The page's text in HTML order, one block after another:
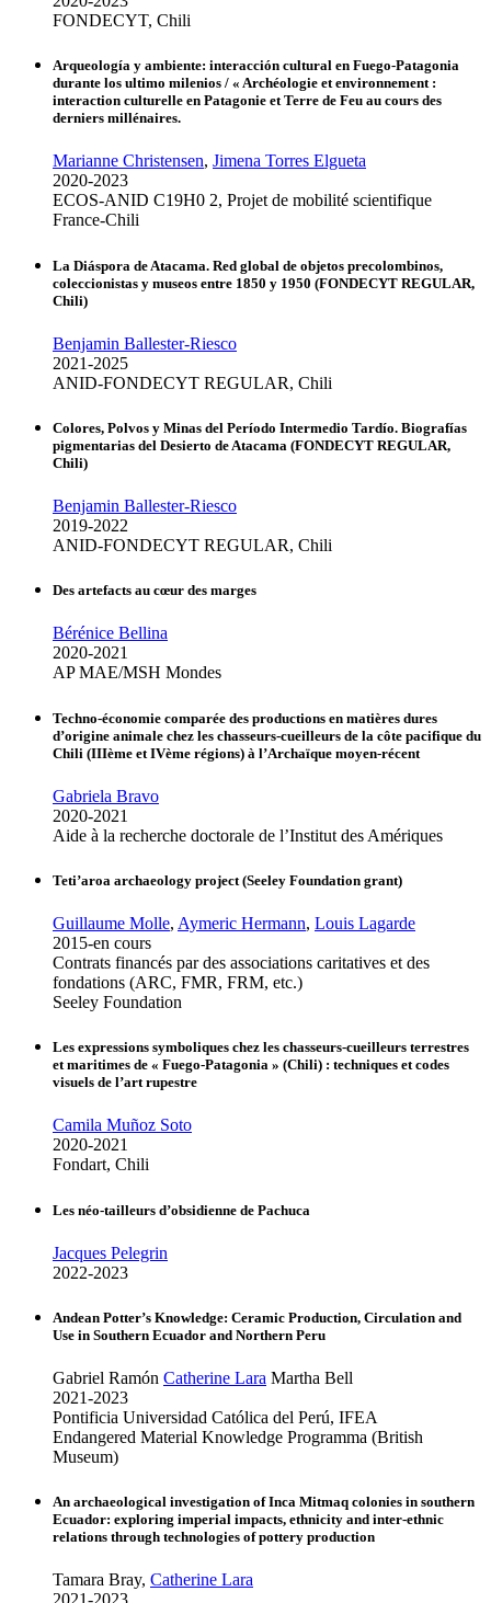
FONDECYT, Chili
Arqueología y ambiente: interacción cultural en Fuego-Patagonia
durante los ultimo milenios / « Archéologie et environnement :
interaction culturelle en Patagonie et Terre de Feu au cours des
derniers millénaires.
Marianne Christensen, Jimena Torres Elgueta
2020-2023
ECOS-ANID C19H0 2, Projet de mobilité scientifique
France-Chili
La Diáspora de Atacama. Red global de objetos precolombinos,
coleccionistas y museos entre 1850 y 1950 (FONDECYT REGULAR,
Chili)
Benjamin Ballester-Riesco
2021-2025
ANID-FONDECYT REGULAR, Chili
Colores, Polvos y Minas del Período Intermedio Tardío. Biografías
pigmentarias del Desierto de Atacama (FONDECYT REGULAR,
Chili)
Benjamin Ballester-Riesco
2019-2022
ANID-FONDECYT REGULAR, Chili
Des artefacts au cœur des marges
Bérénice Bellina
2020-2021
AP MAE/MSH Mondes
Techno-économie comparée des productions en matières dures
d’origine animale chez les chasseurs-cueilleurs de la côte pacifique du
Chili (IIIème et IVème régions) à l’Archaïque moyen-récent
Gabriela Bravo
2020-2021
Aide à la recherche doctorale de l’Institut des Amériques
Teti’aroa archaeology project (Seeley Foundation grant)
Guillaume Molle, Aymeric Hermann, Louis Lagarde
2015-en cours
Contrats financés par des associations caritatives et des
fondations (ARC, FMR, FRM, etc.)
Seeley Foundation
Les expressions symboliques chez les chasseurs-cueilleurs terrestres
et maritimes de « Fuego-Patagonia » (Chili) : techniques et codes
visuels de l’art rupestre
Camila Muñoz Soto
2020-2021
Fondart, Chili
Les néo-tailleurs d’obsidienne de Pachuca
Jacques Pelegrin
2022-2023
Andean Potter’s Knowledge: Ceramic Production, Circulation and
Use in Southern Ecuador and Northern Peru
Gabriel Ramón Catherine Lara Martha Bell
2021-2023
Pontificia Universidad Católica del Perú, IFEA
Endangered Material Knowledge Programma (British
Museum)
An archaeological investigation of Inca Mitmaq colonies in southern
Ecuador: exploring imperial impacts, ethnicity and inter-ethnic
relations through technologies of pottery production
Tamara Bray, Catherine Lara